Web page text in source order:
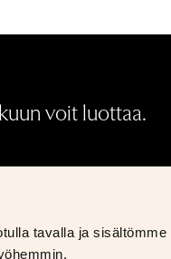
tavalla ja
voit luottaa.